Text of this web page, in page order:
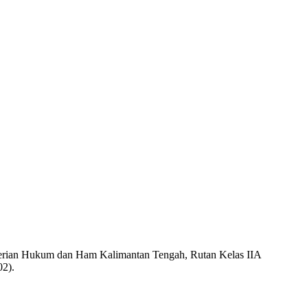
Hukum dan Ham Kalimantan Tengah, Rutan Kelas IIA